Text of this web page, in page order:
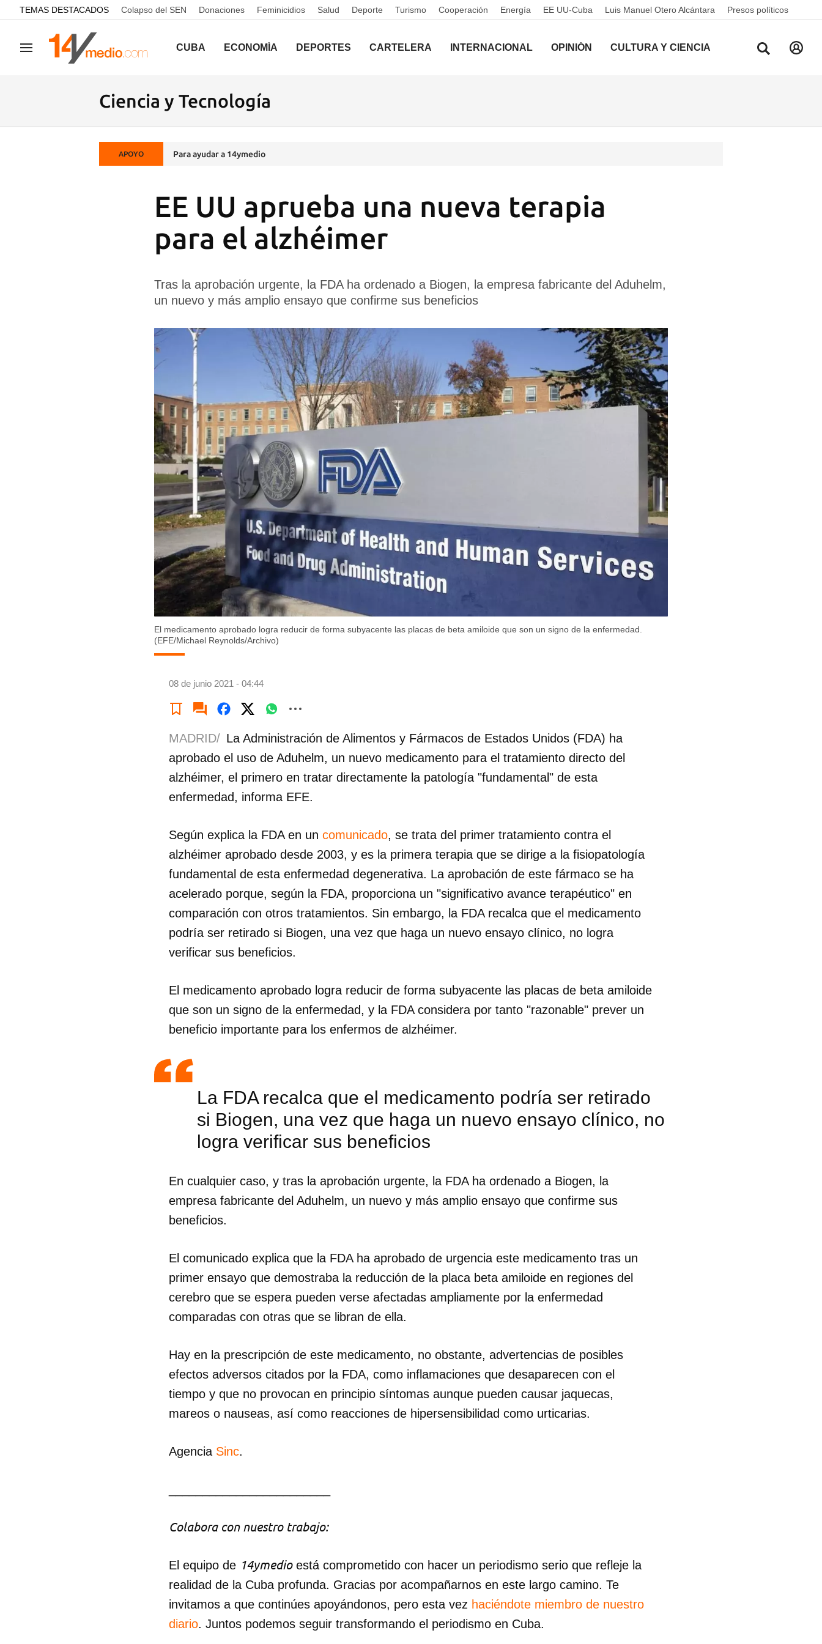
common.go-to-content
TEMAS DESTACADOS Colapso del SEN Donaciones Feminicidios Salud Deporte Turismo Cooperación Energía EE UU-Cuba Luis Manuel Otero Alcántara Presos políticos
Navegación CUBA ECONOMÍA DEPORTES CARTELERA INTERNACIONAL OPINIÓN CULTURA Y CIENCIA
Ciencia y Tecnología
APOYO Para ayudar a 14ymedio
EE UU aprueba una nueva terapia
para el alzhéimer
Tras la aprobación urgente, la FDA ha ordenado a Biogen, la empresa fabricante del Aduhelm,
un nuevo y más amplio ensayo que confirme sus beneficios
El medicamento aprobado logra reducir de forma subyacente las placas de beta amiloide que son un signo de la enfermedad.
(EFE/Michael Reynolds/Archivo)
08 de junio 2021 - 04:44
Para poder guardar como favorito, primero has de iniciar sesión con tu
cuenta de 14ymedio.
INICIAR SESIÓN CANCELAR
MADRID/ La Administración de Alimentos y Fármacos de Estados Unidos (FDA) ha
aprobado el uso de Aduhelm, un nuevo medicamento para el tratamiento directo del
alzhéimer, el primero en tratar directamente la patología "fundamental" de esta
enfermedad, informa EFE.
Según explica la FDA en un comunicado, se trata del primer tratamiento contra el
alzhéimer aprobado desde 2003, y es la primera terapia que se dirige a la fisiopatología
fundamental de esta enfermedad degenerativa. La aprobación de este fármaco se ha
acelerado porque, según la FDA, proporciona un "significativo avance terapéutico" en
comparación con otros tratamientos. Sin embargo, la FDA recalca que el medicamento
podría ser retirado si Biogen, una vez que haga un nuevo ensayo clínico, no logra
verificar sus beneficios.
El medicamento aprobado logra reducir de forma subyacente las placas de beta amiloide
que son un signo de la enfermedad, y la FDA considera por tanto "razonable" prever un
beneficio importante para los enfermos de alzhéimer.
La FDA recalca que el medicamento podría ser retirado
si Biogen, una vez que haga un nuevo ensayo clínico, no
logra verificar sus beneficios
En cualquier caso, y tras la aprobación urgente, la FDA ha ordenado a Biogen, la
empresa fabricante del Aduhelm, un nuevo y más amplio ensayo que confirme sus
beneficios.
El comunicado explica que la FDA ha aprobado de urgencia este medicamento tras un
primer ensayo que demostraba la reducción de la placa beta amiloide en regiones del
cerebro que se espera pueden verse afectadas ampliamente por la enfermedad
comparadas con otras que se libran de ella.
Hay en la prescripción de este medicamento, no obstante, advertencias de posibles
efectos adversos citados por la FDA, como inflamaciones que desaparecen con el
tiempo y que no provocan en principio síntomas aunque pueden causar jaquecas,
mareos o nauseas, así como reacciones de hipersensibilidad como urticarias.
Agencia Sinc.
Colabora con nuestro trabajo:
El equipo de 14ymedioestá comprometido con hacer un periodismo serio que refleje la
realidad de la Cuba profunda. Gracias por acompañarnos en este largo camino. Te
invitamos a que continúes apoyándonos, pero esta vez haciéndote miembro de nuestro
diario. Juntos podemos seguir transformando el periodismo en Cuba.